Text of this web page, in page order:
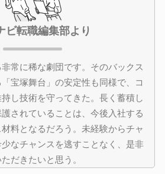
ビ転職編集部より
常に稀な劇団です。そのバックス
宝塚舞台」の安定性も同様で、コ
し技術を守ってきた。長く蓄積し
されていることは、今後入社する
料となるだろう。未経験からチャ
なチャンスを逃すことなく、是非
だきたいと思う。